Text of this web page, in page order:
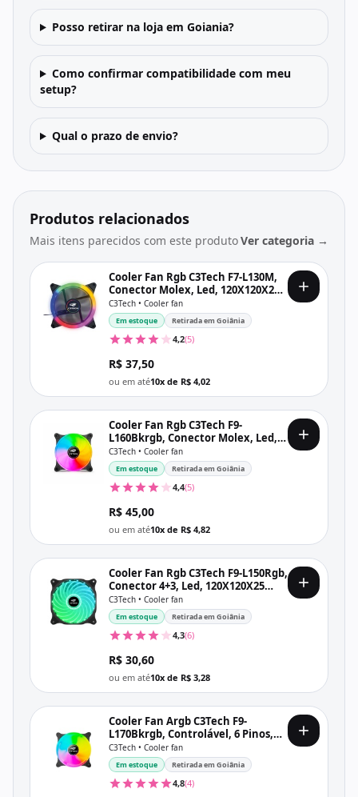
Posso retirar na loja em Goiania?
Como confirmar compatibilidade com meu
setup?
Qual o prazo de envio?
Produtos relacionados
Mais itens parecidos com este produtoVer categoria →
Cooler Fan Rgb C3Tech F7-L130M,
Conector Molex, Led, 120X120X25
Mm, Preto
C3Tech • Cooler fan
Em estoque Retirada em Goiânia
4,2(5)
R$ 37,50
ou em até10x de R$ 4,02
Cooler Fan Rgb C3Tech F9-
L160Bkrgb, Conector Molex, Led,
120X120X25 Mm, Preto
C3Tech • Cooler fan
Em estoque Retirada em Goiânia
4,4(5)
R$ 45,00
ou em até10x de R$ 4,82
Cooler Fan Rgb C3Tech F9-L150Rgb,
Conector 4+3, Led, 120X120X25
Mm, Preto
C3Tech • Cooler fan
Em estoque Retirada em Goiânia
4,3(6)
R$ 30,60
ou em até10x de R$ 3,28
Cooler Fan Argb C3Tech F9-
L170Bkrgb, Controlável, 6 Pinos,
Led, 120X120X25 Mm, Preto
C3Tech • Cooler fan
Em estoque Retirada em Goiânia
4,8(4)